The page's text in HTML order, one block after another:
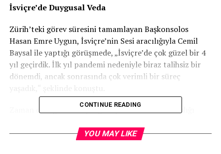
İsviçre’de Duygusal Veda
Zürih’teki görev süresini tamamlayan Başkonsolos
Hasan Emre Uygun, İsviçre’nin Sesi aracılığıyla Cemil
Baysal ile yaptığı görüşmede, „İsviçre’de çok güzel bir 4
yıl geçirdik. İlk yıl pandemi nedeniyle biraz talihsiz bir
dönemdi, ancak sonrasında çok verimli bir süreç
Zaman darlığı nedeniyle görüşme fırsatı bulamadığı
selam gönderiyorum,“ diyerek tüm dostlarına
CONTINUE READING
YOU MAY LIKE